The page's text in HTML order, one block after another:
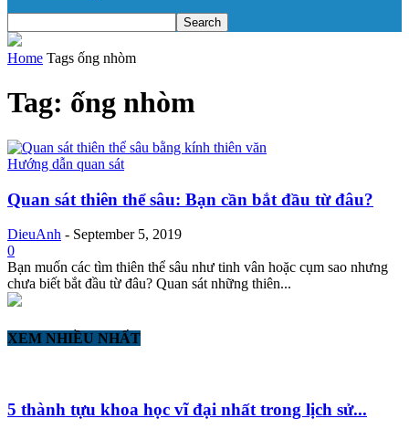
Home Tags ống nhòm
Tag: ống nhòm
Hướng dẫn quan sát
Quan sát thiên thể sâu: Bạn cần bắt đầu từ đâu?
DieuAnh - September 5, 2019
0
Bạn muốn các tìm thiên thể sâu như tinh vân hoặc cụm sao nhưng
chưa biết bắt đầu từ đâu? Quan sát những thiên...
XEM NHIỀU NHẤT
5 thành tựu khoa học vĩ đại nhất trong lịch sử...